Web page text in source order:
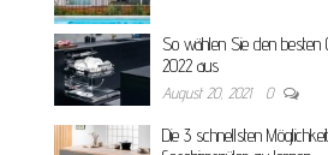
So wählen Sie den besten
2022 aus
August 20, 2021 0
Die 3 schnellsten